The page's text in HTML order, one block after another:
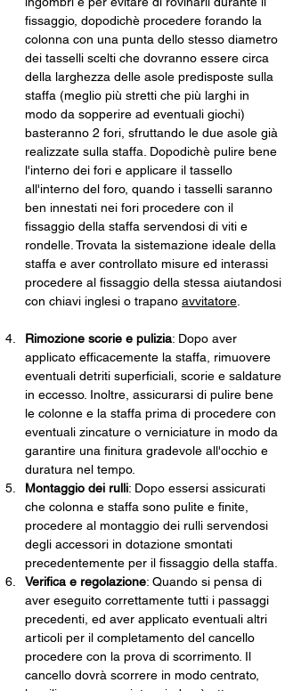
fissaggio, dopodichè procedere forando la
colonna con una punta dello stesso diametro
dei tasselli scelti che dovranno essere circa
della larghezza delle asole predisposte sulla
staffa (meglio più stretti che più larghi in
modo da sopperire ad eventuali giochi)
basteranno 2 fori, sfruttando le due asole già
realizzate sulla staffa. Dopodichè pulire bene
l'interno dei fori e applicare il tassello
all'interno del foro, quando i tasselli saranno
ben innestati nei fori procedere con il
fissaggio della staffa servendosi di viti e
rondelle. Trovata la sistemazione ideale della
staffa e aver controllato misure ed interassi
procedere al fissaggio della stessa aiutandosi
con chiavi inglesi o trapano avvitatore
Rimozione scorie e pulizia: Dopo aver
applicato efficacemente la staffa, rimuovere
eventuali detriti superficiali, scorie e saldature
in eccesso. Inoltre, assicurarsi di pulire bene
le colonne e la staffa prima di procedere con
eventuali zincature o verniciature in modo da
garantire una finitura gradevole all'occhio e
duratura nel tempo.
Montaggio dei rulli: Dopo essersi assicurati
che colonna e staffa sono pulite e finite,
procedere al montaggio dei rulli servendosi
degli accessori in dotazione smontati
precedentemente per il fissaggio della staffa.
Verifica e regolazione: Quando si pensa di
aver eseguito correttamente tutti i passaggi
precedenti, ed aver applicato eventuali altri
articoli per il completamento del cancello
procedere con la prova di scorrimento. Il
cancello dovrà scorrere in modo centrato,